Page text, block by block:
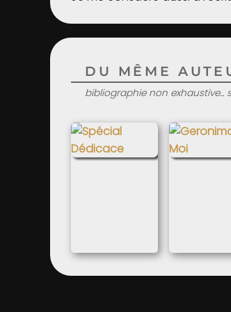
DU MÊME
bibliographie non exhaustive...